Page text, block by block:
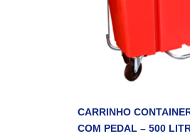
CARRINHO
COM PEDAL – 500